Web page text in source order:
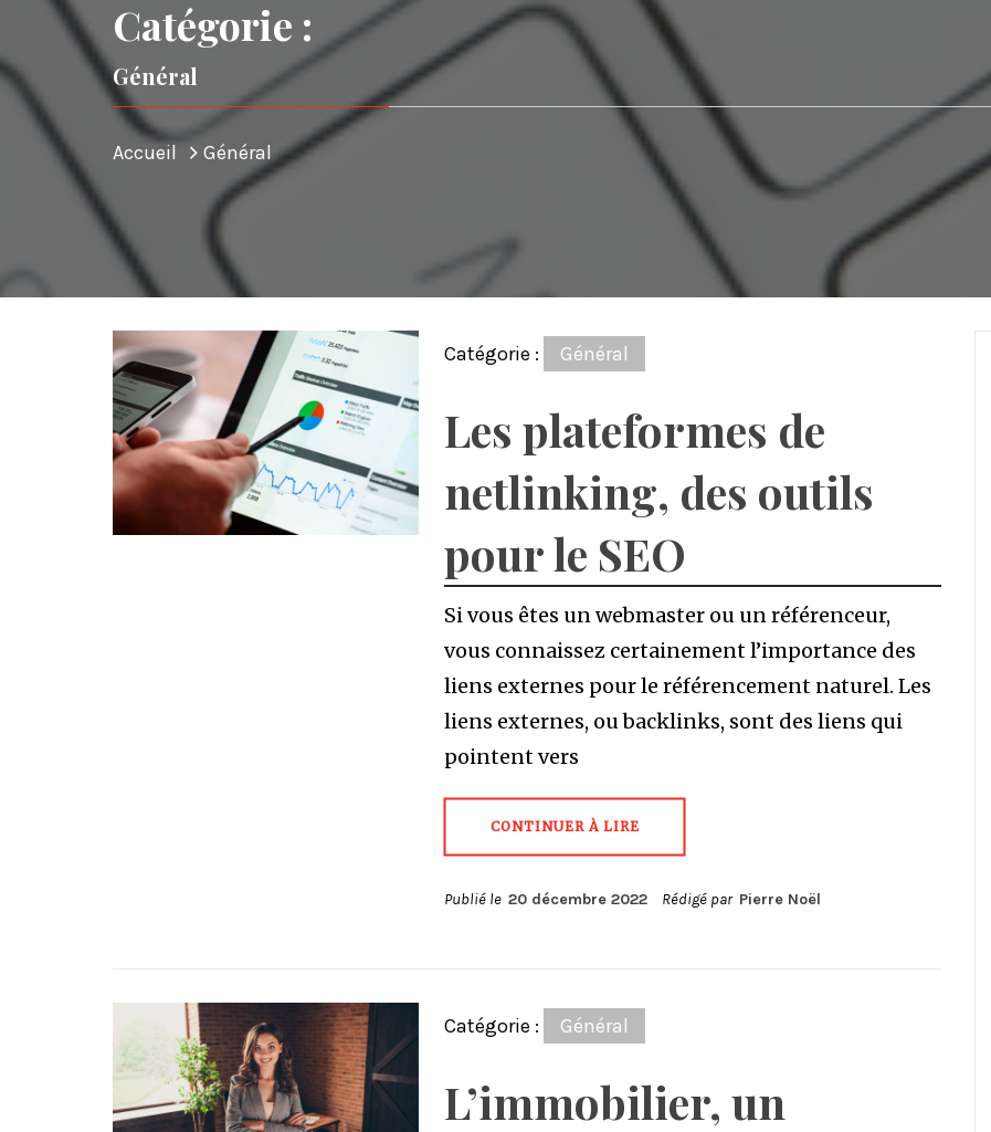
Catégorie :
Général
Accueil Général
Catégorie : Général
Les plateformes de
netlinking, des outils
pour le SEO
Si vous êtes un webmaster ou un référenceur,
vous connaissez certainement l’importance des
liens externes pour le référencement naturel. Les
liens externes, ou backlinks, sont des liens qui
pointent vers
CONTINUER À LIRE
Publié le 20 décembre 2022 Rédigé par Pierre Noël
Catégorie : Général
L’immobilier, un